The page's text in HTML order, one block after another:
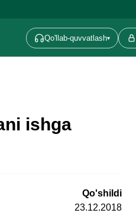
Qo'llab-quvvatlash▾
ishga
Qo'shildi
23.12.2018